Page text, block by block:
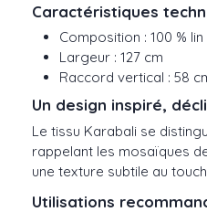
Caractéristiques
Composition : 100 % lin
Largeur : 127 cm
Raccord vertical : 58
Un design inspiré,
Le tissu Karabali se
rappelant les mosaïques
une texture subtile au
Utilisations